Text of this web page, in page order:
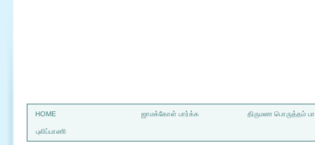
HOME ஜாமக்கோள் பார்க்க திருமண பொருத்தம்
புலிப்பாணி